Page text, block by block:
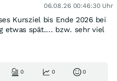
06.08.26 00:46:30 Uhr
Kursziel bis Ende 2026 bei
etwas spät.... bzw. sehr viel
0 0 0